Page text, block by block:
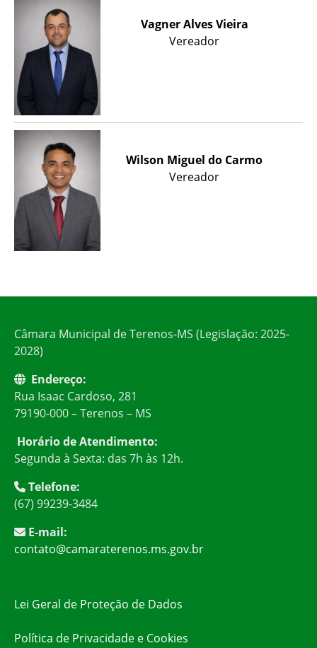
Vagner Alves Vieira
Vereador
Wilson Miguel do Carmo
Vereador
Câmara Municipal de Terenos-MS (Legislação: 2025-
2028)
Endereço:
Rua Isaac Cardoso, 281
79190-000 – Terenos – MS
Horário de Atendimento:
Segunda à Sexta: das 7h às 12h.
Telefone:
(67) 99239-3484
E-mail:
contato@camaraterenos.ms.gov.br
Lei Geral de Proteção de Dados
Política de Privacidade e Cookies